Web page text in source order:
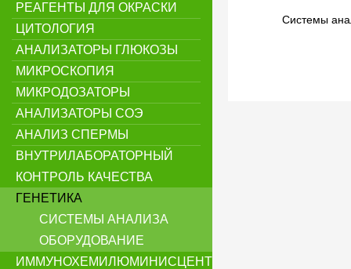
РЕАГЕНТЫ ДЛЯ ОКРАСКИ
ЦИТОЛОГИЯ
АНАЛИЗАТОРЫ ГЛЮКОЗЫ
МИКРОСКОПИЯ
МИКРОДОЗАТОРЫ
АНАЛИЗАТОРЫ СОЭ
АНАЛИЗ СПЕРМЫ
ВНУТРИЛАБОРАТОРНЫЙ
КОНТРОЛЬ КАЧЕСТВА
ГЕНЕТИКА
СИСТЕМЫ АНАЛИЗА
ОБОРУДОВАНИЕ
ИММУНОХЕМИЛЮМИНИСЦЕНТНЫЙ
Системы